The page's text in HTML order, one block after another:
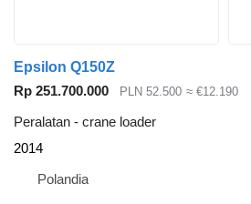
Epsilon Q150Z
Rp 251.700.000
PLN 52.500 ≈ €12.190
Peralatan - crane loader
2014
Polandia